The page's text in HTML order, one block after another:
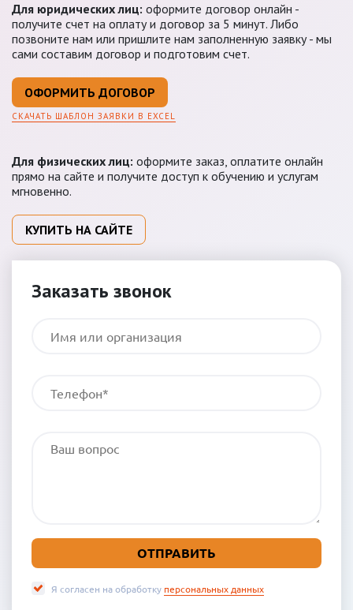
Для юридических лиц: оформите договор онлайн -
получите счет на оплату и договор за 5 минут. Либо
позвоните нам или пришлите нам заполненную заявку - мы
сами составим договор и подготовим счет.
ОФОРМИТЬ ДОГОВОР
СКАЧАТЬ ШАБЛОН ЗАЯВКИ В EXCEL
Для физических лиц: оформите заказ, оплатите онлайн
прямо на сайте и получите доступ к обучению и услугам
мгновенно.
КУПИТЬ НА САЙТЕ
Заказать звонок
Я согласен на обработку персональных данных